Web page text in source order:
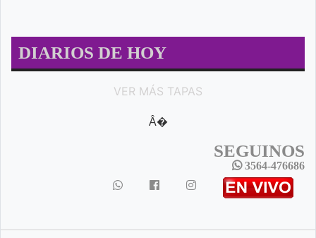
DIARIOS DE HOY
VER MÁS TAPAS
Â�
SEGUINOS
3564-476686